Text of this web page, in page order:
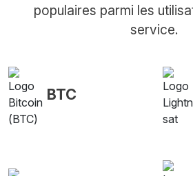
populaires parmi les
service.
BTC